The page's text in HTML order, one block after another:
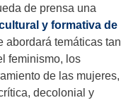
de prensa una
y formativa de
abordará temáticas tan
feminismo, los
de las mujeres,
decolonial y